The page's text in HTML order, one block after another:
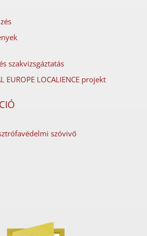
szakvizsgáztatás
EUROPE LOCALIENCE projekt
szóvivő